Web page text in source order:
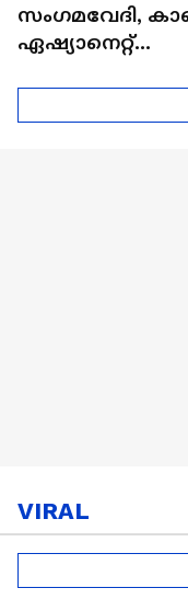
സംഗമവേദി,
ഏഷ്യാനെറ്റ്
VIRAL